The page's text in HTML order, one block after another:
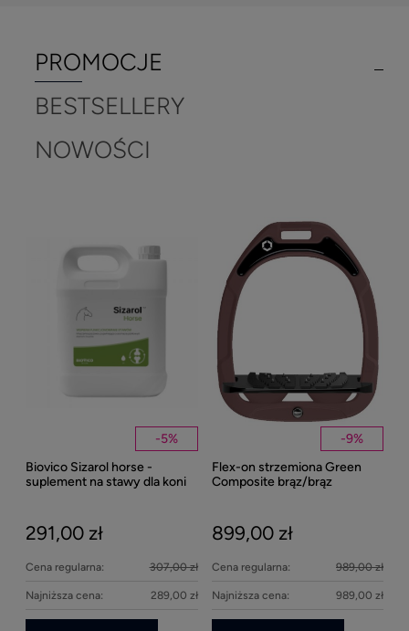
PROMOCJE
NOWOŚCI
BESTSELLERY
-5%
Biovico Sizarol horse -
suplement na stawy dla koni
291,00 zł
Cena regularna: 307,00 zł
Najniższa cena: 289,00 zł
-9%
Flex-on strzemiona Green
Composite brąz/brąz
899,00 zł
Cena regularna: 989,00 zł
Najniższa cena: 989,00 zł